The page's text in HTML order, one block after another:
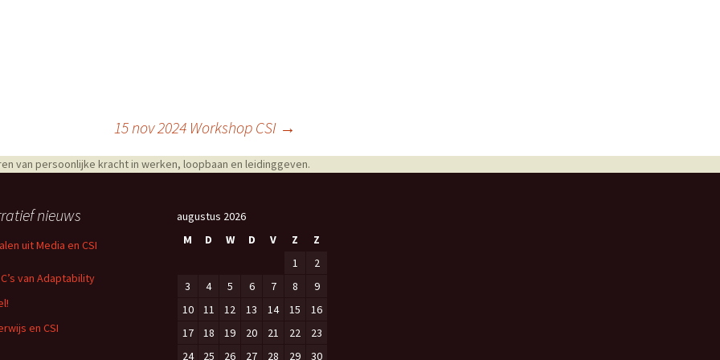
15 nov 2024 Workshop CSI →
van persoonlijke kracht in werken, loopbaan en leidinggeven.
nieuws
uit Media en CSI
van Adaptability
en CSI
augustus 2026
M
D W D V Z
Z
1
2
3
4 5 6 7 8
9
10
11 12 13 14 15
16
17
18 19 20 21 22
23
24
25 26 27 28 29 30